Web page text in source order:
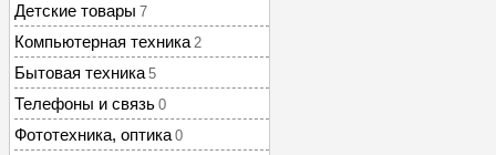
Детские товары 7
Компьютерная техника 2
Бытовая техника 5
Телефоны и связь 0
Фототехника, оптика 0